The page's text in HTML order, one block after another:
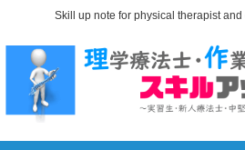
Skill up note for physical therapist